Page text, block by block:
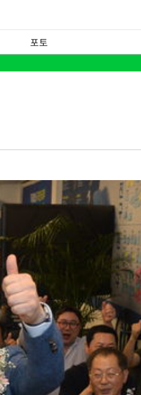
포토